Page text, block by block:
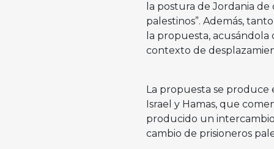
la postura de Jordania de
palestinos”. Además,
la propuesta,
contexto de
La propuesta se
Israel y Hamas, que
producido un intercambio
cambio de prisioneros